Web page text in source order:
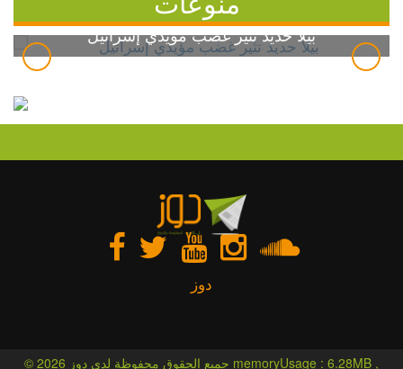
بيلا حديد تثير غضب مؤيدي إسرائيل
دوز
© 2026 جميع الحقوق محفوظة لدى دوز memoryUsage : 6.28MB ,